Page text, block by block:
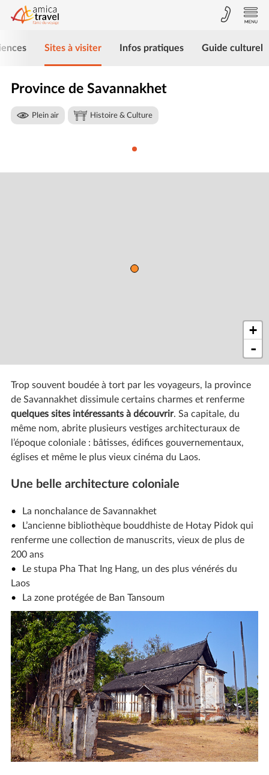
Sites à visiter Infos pratiques Guide culturel
Province de Savannakhet
Plein air Histoire & Culture
+
-
Trop souvent boudée à tort par les voyageurs, la province
de Savannakhet dissimule certains charmes et renferme
quelques sites intéressants à découvrir. Sa capitale, du
même nom, abrite plusieurs vestiges architecturaux de
l’époque coloniale : bâtisses, édifices gouvernementaux,
églises et même le plus vieux cinéma du Laos.
Une belle architecture coloniale
La nonchalance de Savannakhet
L’ancienne bibliothèque bouddhiste de Hotay Pidok qui
renferme une collection de manuscrits, vieux de plus de
200 ans
Le stupa Pha That Ing Hang, un des plus vénérés du
Laos
La zone protégée de Ban Tansoum